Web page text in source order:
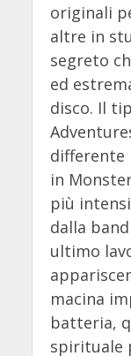
originali
altre in
segreto
ed
disco. Il
differente
in
più
dalla
ultimo
macina
batteria,
spirituale